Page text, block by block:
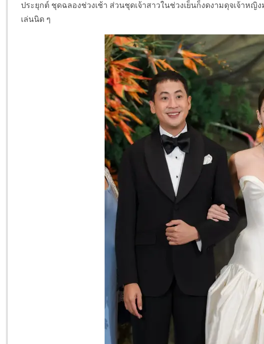
ประยุกต์ ชุดฉลองช่วงเช้า ส่วนชุดเจ้าสาวในช่วงเย็นก็งดงามดุจเจ้าห
เล่นนิด ๆ